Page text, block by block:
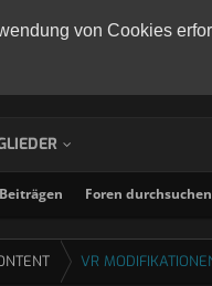
von Cookies
Foren durchsuchen
VR